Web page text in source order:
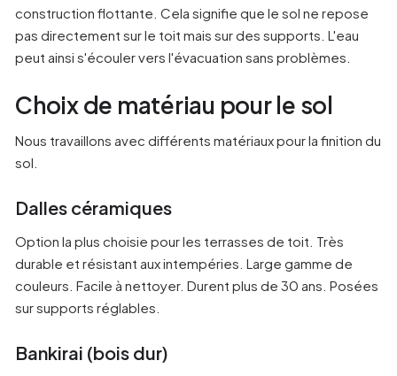
construction flottante. Cela signifie que le sol ne repose
pas directement sur le toit mais sur des supports. L'eau
peut ainsi s'écouler vers l'évacuation sans problèmes.
Choix de matériau pour le sol
Nous travaillons avec différents matériaux pour la finition du
sol.
Dalles céramiques
Option la plus choisie pour les terrasses de toit. Très
durable et résistant aux intempéries. Large gamme de
couleurs. Facile à nettoyer. Durent plus de 30 ans. Posées
sur supports réglables.
Bankirai (bois dur)